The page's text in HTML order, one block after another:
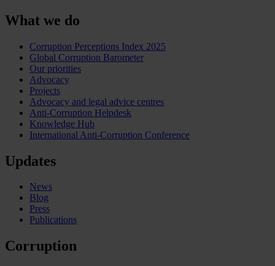
What we do
Corruption Perceptions Index 2025
Global Corruption Barometer
Our priorities
Advocacy
Projects
Advocacy and legal advice centres
Anti-Corruption Helpdesk
Knowledge Hub
International Anti-Corruption Conference
Updates
News
Blog
Press
Publications
Corruption